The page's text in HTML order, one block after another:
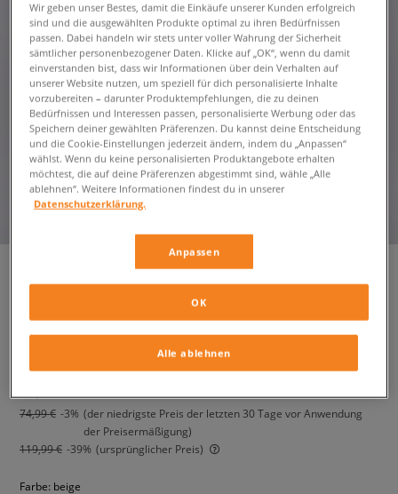
damen, sneaker
74,99 € -3% (der niedrigste Preis der letzten 30 Tage vor Anwendung
der Preisermäßigung)
119,99 € -39% (ursprünglicher Preis)
Farbe: beige
Wir geben unser Bestes, damit die Einkäufe unserer Kunden erfolgreich
sind und die ausgewählten Produkte optimal zu ihren Bedürfnissen
passen. Dabei handeln wir stets unter voller Wahrung der Sicherheit
sämtlicher personenbezogener Daten. Klicke auf „OK“, wenn du damit
einverstanden bist, dass wir Informationen über dein Verhalten auf
unserer Website nutzen, um speziell für dich personalisierte Inhalte
vorzubereiten – darunter Produktempfehlungen, die zu deinen
Bedürfnissen und Interessen passen, personalisierte Werbung oder das
Speichern deiner gewählten Präferenzen. Du kannst deine Entscheidung
und die Cookie-Einstellungen jederzeit ändern, indem du „Anpassen“
wählst. Wenn du keine personalisierten Produktangebote erhalten
möchtest, die auf deine Präferenzen abgestimmt sind, wähle „Alle
ablehnen“. Weitere Informationen findest du in unserer
Datenschutzerklärung.
Anpassen
Alle ablehnen
OK